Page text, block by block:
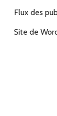
Flux des
Site de